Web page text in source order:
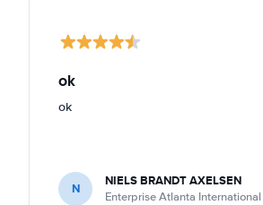
ok
ok
N NIELS BRANDT AXELSEN
Enterprise Atlanta